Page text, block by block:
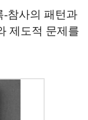
-참사의 패턴과
제도적 문제를